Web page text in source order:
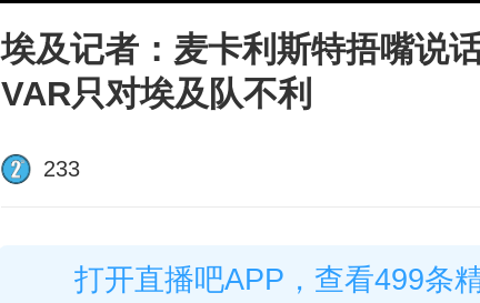
埃及记者：麦卡利斯特捂嘴说
VAR只对埃及队不利
233
打开直播吧APP，查看499条